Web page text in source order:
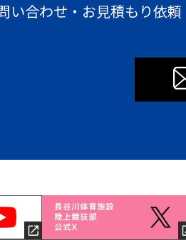
い合わせ・お見積もり依